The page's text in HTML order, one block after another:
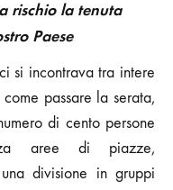
rischio la tenuta
Paese
si incontrava tra intere
passare la serata,
di cento persone
aree di piazze,
divisione in gruppi